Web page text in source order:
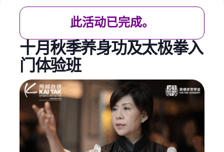
此活动已完成。
十月秋季养身功及太极拳入
门体验班